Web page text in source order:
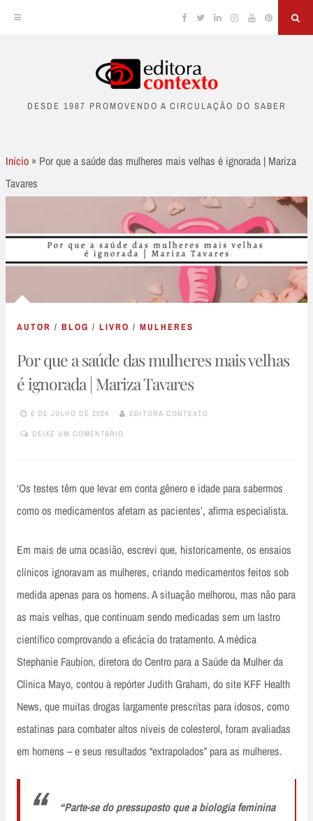
content
Facebook
TwitterLinkedinInstagram
YouTubePinterest
DESDE 1987 PROMOVENDO A CIRCULAÇÃO DO SABER
Início » Por que a saúde das mulheres mais velhas é ignorada | Mariza
Tavares
AUTOR / BLOG / LIVRO / MULHERES
Por que a saúde das mulheres mais velhas
é ignorada | Mariza Tavares
6 DE JULHO DE 2024 EDITORA CONTEXTO
DEIXE UM COMENTÁRIO
‘Os testes têm que levar em conta gênero e idade para sabermos
como os medicamentos afetam as pacientes’, afirma especialista.
Em mais de uma ocasião, escrevi que, historicamente, os ensaios
clínicos ignoravam as mulheres, criando medicamentos feitos sob
medida apenas para os homens. A situação melhorou, mas não para
as mais velhas, que continuam sendo medicadas sem um lastro
científico comprovando a eficácia do tratamento. A médica
Stephanie Faubion, diretora do Centro para a Saúde da Mulher da
Clínica Mayo, contou à repórter Judith Graham, do site KFF Health
News, que muitas drogas largamente prescritas para idosos, como
estatinas para combater altos níveis de colesterol, foram avaliadas
em homens – e seus resultados “extrapolados” para as mulheres.
“Parte-se do pressuposto que a biologia feminina